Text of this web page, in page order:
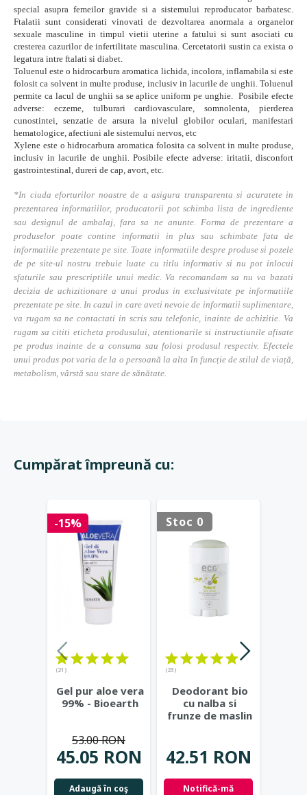
special asupra femeilor gravide si a sistemului reproducator barbatesc.
Ftalatii sunt considerati vinovati de dezvoltarea anormala a organelor
sexuale masculine in timpul vietii uterine a fatului si sunt asociati cu
cresterea cazurilor de infertilitate masculina. Cercetatorii sustin ca exista o
legatura intre ftalati si diabet.
Toluenul este o hidrocarbura aromatica lichida, incolora, inflamabila si este
folosit ca solvent in multe produse, inclusiv in lacurile de unghii. Toluenul
permite ca lacul de unghii sa se aplice uniform pe unghie. Posibile efecte
adverse: eczeme, tulburari cardiovasculare, somnolenta, pierderea
cunostintei, senzatie de arsura la nivelul globilor oculari, manifestari
hematologice, afectiuni ale sistemului nervos, etc
Xylene este o hidrocarbura aromatica folosita ca solvent in multe produse,
inclusiv in lacurile de unghii. Posibile efecte adverse: iritatii, disconfort
gastrointestinal, dureri de cap, avort, etc.
*In ciuda eforturilor noastre de a asigura transparenta si acuratete in
prezentarea informatiilor, producatorii pot schimba lista de ingrediente
sau designul de ambalaj, fara sa ne anunte. Forma de prezentare a
produselor poate contine informatii in plus sau schimbate fata de
informatiile prezentate pe site. Toate informatiile despre produse si pozele
de pe site-ul nostru trebuie luate cu titlu informativ si nu pot inlocui
sfaturile sau prescriptiile unui medic. Va recomandam sa nu va bazati
decizia de achizitionare a unui produs in exclusivitate pe informatiile
prezentate pe site. In cazul in care aveti nevoie de informatii suplimentare,
va rugam sa ne contactati in scris sau telefonic, inainte de achizitie. Va
rugam sa cititi eticheta produsului, atentionarile si instructiunile afisate
pe produs inainte de a consuma sau folosi produsul respectiv. Efectele
unui produs pot varia de la o persoană la alta în funcție de stilul de viață,
metabolism, vârstă sau stare de sănătate.
Cumpărat împreună cu:
-15%
(21)
Gel pur aloe vera
99% - Bioearth
45.05 RON
53.00 RON
Adaugă în coş
Stoc 0
(23)
Deodorant bio
cu nalba si
frunze de maslin
42.51 RON
Notifică-mă